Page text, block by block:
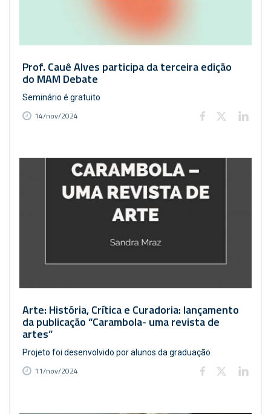
Prof. Cauê Alves participa da terceira edição
do MAM Debate
Seminário é gratuito
14/nov/2024
Arte: História, Crítica e Curadoria: lançamento
da publicação “Carambola- uma revista de
artes”
Projeto foi desenvolvido por alunos da graduação
11/nov/2024